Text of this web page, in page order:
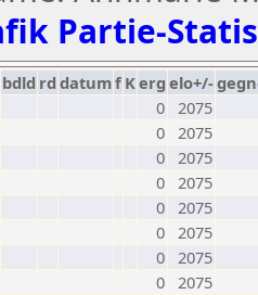
Partie-
bdld rd datumf Kerg elo+/-
0 2075
0 2075
0 2075
0 2075
0 2075
0 2075
0 2075
0 2075